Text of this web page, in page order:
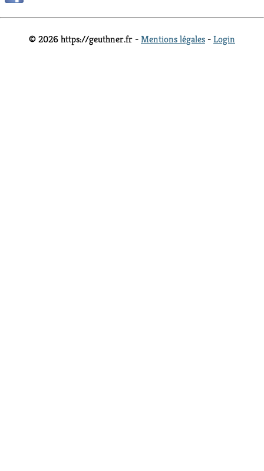
© 2026 https://geuthner.fr -Mentions légales -Login